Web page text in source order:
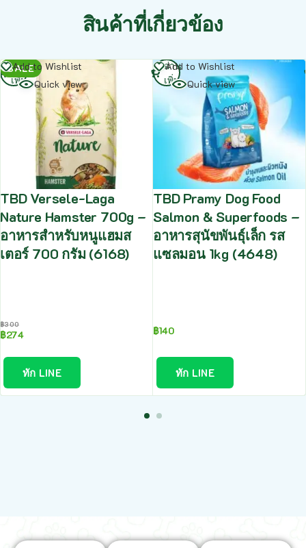
สินค้าที่เกี่ยวข้อง
SALE
Add to Wishlist
Quick view
TBD Versele-Laga
Nature Hamster 700g –
อาหารสำหรับหนูแฮมส
เตอร์ 700 กรัม (6168)
฿300
฿274
ทัก LINE
อ่าน
เพิ่ม
Add to Wishlist
Quick view
TBD Pramy Dog Food
Salmon & Superfoods –
อาหารสุนัขพันธุ์เล็ก รส
แซลมอน 1kg (4648)
฿140
ทัก LINE
อ่าน
เพิ่ม